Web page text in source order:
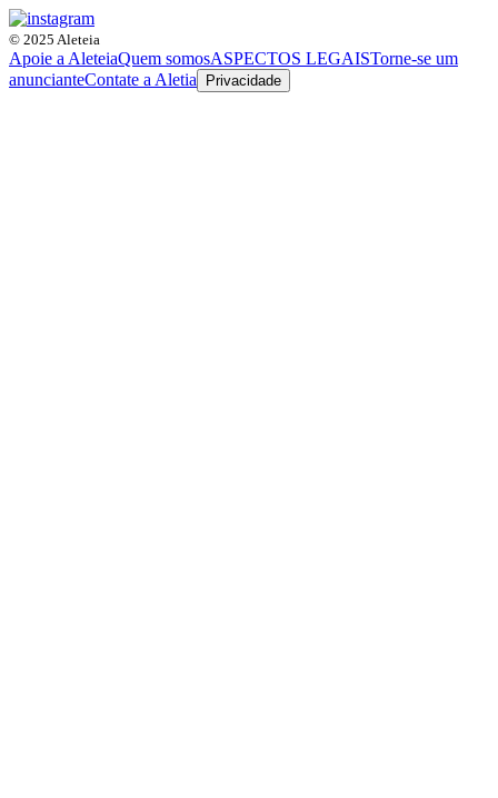
© 2025 Aleteia
Apoie a AleteiaQuem somosASPECTOS LEGAISTorne-se um
anuncianteContate a Aletia Privacidade